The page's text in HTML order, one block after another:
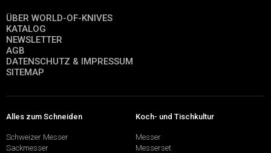
ÜBER WORLD-OF-KNIVES
KATALOG
NEWSLETTER
AGB
DATENSCHUTZ & IMPRESSUM
SITEMAP
Alles zum Schneiden
Schweizer Messer
Sackmesser
Koch- und Tischkultur
Messer
Messerset